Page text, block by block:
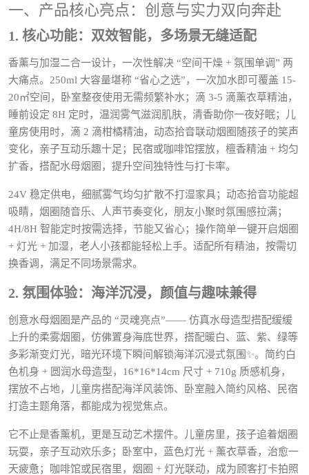
一、产品核心亮点：创意与实力双向奔赴
1. 核心功能：双效智能，多场景无缝适配
香薰与加湿二合一设计，一次性解决 “空间干燥 + 氛围单调” 两
大痛点。250ml 大容量堪称 “省心之选”，一次加水即可覆盖 15-
20㎡空间，卧室整夜使用无需频繁补水；滴 3-5 滴薰衣草精油，
睡前设定 8H 定时，温润雾气滋润肌肤，清香助你一夜好眠；儿
童房使用时，滴 2 滴柑橘精油，动态拾音联动烟圈随孩子的笑声
变化，亲子互动乐趣十足；民宿或咖啡馆摆放，檀香精油 + 均匀
扩香，搭配水母烟圈，提升空间独特性与打卡率。
24V 稳定供电，细腻雾气均匀扩散不打湿家具；动态拾音功能超
吸睛，烟圈随音乐、人声节奏变化，朋友小聚时氛围感拉满；
4H/8H 智能定时按需选择，节能又省心；操作简单一键开启烟圈
+ 灯光 + 加湿，老人小孩都能轻松上手。适配所有精油，按需切
换香调，满足不同场景需求。
2. 氛围体验：海洋沉浸，颜值与趣味兼得
创意水母烟圈是产品的 “灵魂亮点”—— 仿真水母造型搭配缓缓
上升的柔雾烟圈，仿佛置身海底世界，搭配暖白、蓝、紫、绿等
多彩渐变灯光，暗光环境下瞬间解锁海洋沉浸式氛围✨。简约白
色机身 + 圆润水母造型，16*16*14cm 尺寸 + 710g 质感机身，
摆放不占地，儿童房搭配海洋风装饰、卧室融入简约风格、民宿
打造主题角落，都能成为视觉焦点。
它不止是香薰机，更是互动艺术摆件。儿童房里，孩子追着烟圈
玩耍，亲子互动欢乐多；卧室中，蓝色灯光 + 薰衣草香，治愈一
天疲惫；咖啡馆或民宿里，烟圈 + 灯光联动，成为顾客打卡拍照